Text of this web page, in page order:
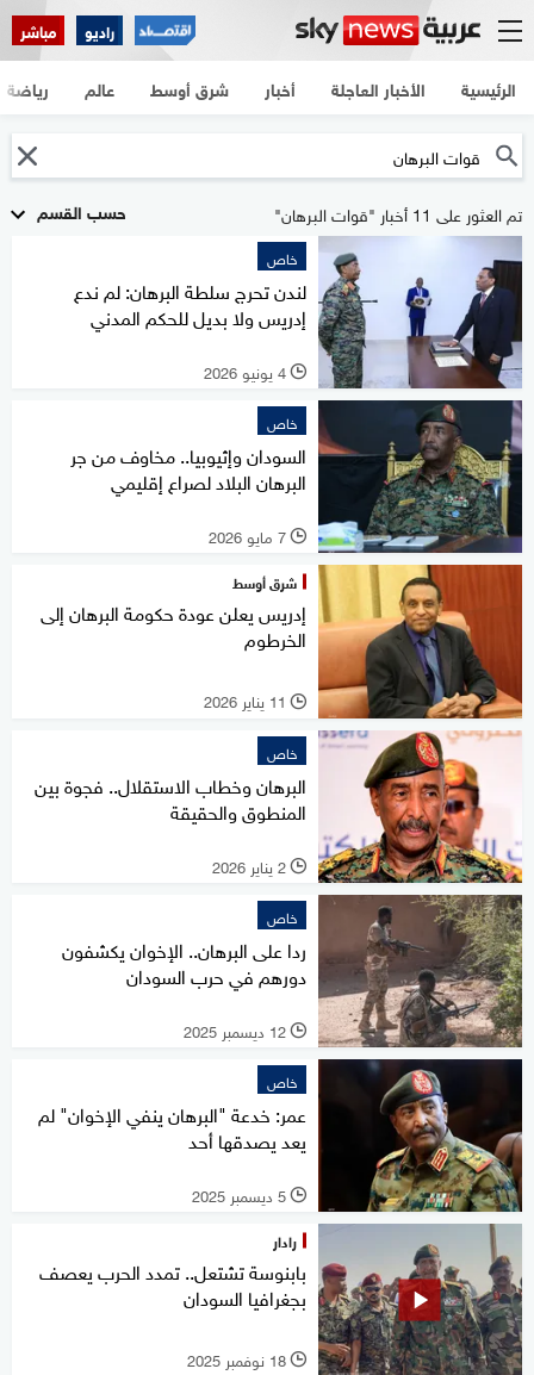
راديو مباشر
الرئيسية الأخبار العاجلة أخبار شرق أوسط عالم رياضة
حسب القسم تم العثور على 11 أخبار "قوات البرهان"
خاص
لندن تحرج سلطة البرهان: لم ندع
إدريس ولا بديل للحكم المدني
l 4 يونيو 2026
خاص
السودان وإثيوبيا.. مخاوف من جر
البرهان البلاد لصراع إقليمي
l 7 مايو 2026
شرق أوسط
إدريس يعلن عودة حكومة البرهان إلى
الخرطوم
l 11 يناير 2026
خاص
البرهان وخطاب الاستقلال.. فجوة بين
المنطوق والحقيقة
l 2 يناير 2026
خاص
ردا على البرهان.. الإخوان يكشفون
دورهم في حرب السودان
l 12 ديسمبر 2025
خاص
عمر: خدعة "البرهان ينفي الإخوان" لم
يعد يصدقها أحد
l 5 ديسمبر 2025
رادار
بابنوسة تشتعل.. تمدد الحرب يعصف
بجغرافيا السودان
l 18 نوفمبر 2025